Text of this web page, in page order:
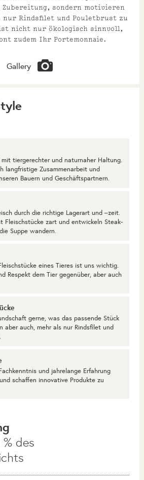
Zubereitung, sondern motivieren
nur Rindsfilet und Pouletbrust zu
nicht nur ökologisch sinnvoll,
zudem Ihr Portemonnaie.
Gallery
tiergerechter und naturnaher Haltung.
langfristige Zusammenarbeit und
Bauern und Geschäftspartnern.
durch die richtige Lagerart und –zeit.
Fleischstücke zart und entwickeln Steak-
Suppe wandern.
eines Tieres ist uns wichtig.
Respekt dem Tier gegenüber, aber auch
gerne, was das passende Stück
aber auch, mehr als nur Rindsfilet und
und jahrelange Erfahrung
schaffen innovative Produkte zu
des